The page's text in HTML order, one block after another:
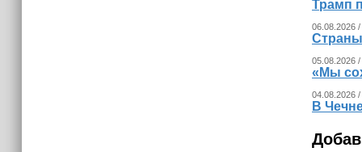
Трамп
06.08.2026
05.08.2026
«Мы
04.08.2026
В